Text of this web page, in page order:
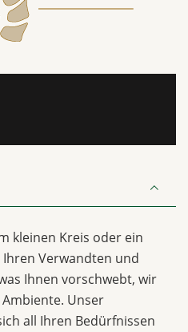
kleinen Kreis oder ein
Verwandten und
Ihnen vorschwebt, wir
Unser
all Ihren Bedürfnissen